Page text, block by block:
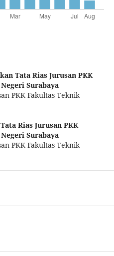
Tata Rias Jurusan PKK
Surabaya
PKK Fakultas Teknik
Rias Jurusan PKK
Surabaya
PKK Fakultas Teknik